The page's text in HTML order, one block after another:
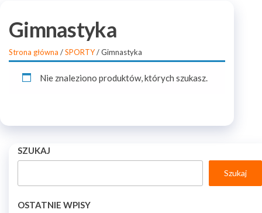
Gimnastyka
Strona główna /SPORTY/ Gimnastyka
Nie znaleziono produktów, których szukasz.
SZUKAJ
Szukaj
OSTATNIE WPISY